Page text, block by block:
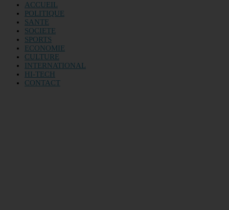
ACCUEIL
POLITIQUE
SANTE
SOCIETE
SPORTS
ECONOMIE
CULTURE
INTERNATIONAL
HI-TECH
CONTACT